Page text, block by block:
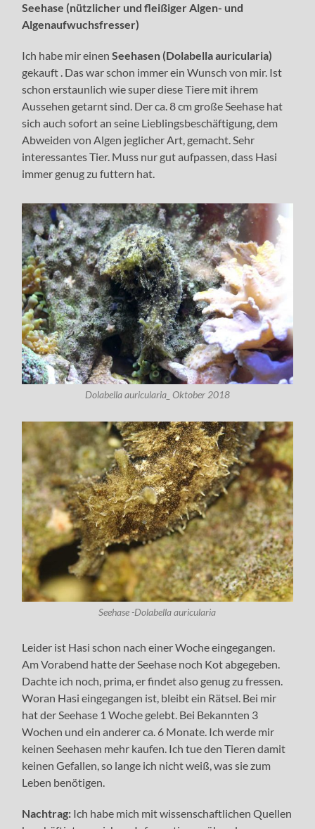
Seehase (nützlicher und fleißiger Algen- und
Algenaufwuchsfresser)
Ich habe mir einenSeehasen (Dolabella auricularia)
gekauft . Das war schon immer ein Wunsch von mir. Ist
schon erstaunlich wie super diese Tiere mit ihrem
Aussehen getarnt sind. Der ca. 8 cm große Seehase hat
sich auch sofort an seine Lieblingsbeschäftigung, dem
Abweiden von Algen jeglicher Art, gemacht. Sehr
interessantes Tier. Muss nur gut aufpassen, dass Hasi
immer genug zu futtern hat.
Dolabella auricularia_ Oktober 2018
Seehase -Dolabella auricularia
Leider ist Hasi schon nach einer Woche eingegangen.
Am Vorabend hatte der Seehase noch Kot abgegeben.
Dachte ich noch, prima, er findet also genug zu fressen.
Woran Hasi eingegangen ist, bleibt ein Rätsel. Bei mir
hat der Seehase 1 Woche gelebt. Bei Bekannten 3
Wochen und ein anderer ca. 6 Monate. Ich werde mir
keinen Seehasen mehr kaufen. Ich tue den Tieren damit
keinen Gefallen, so lange ich nicht weiß, was sie zum
Leben benötigen.
Nachtrag: Ich habe mich mit wissenschaftlichen Quellen